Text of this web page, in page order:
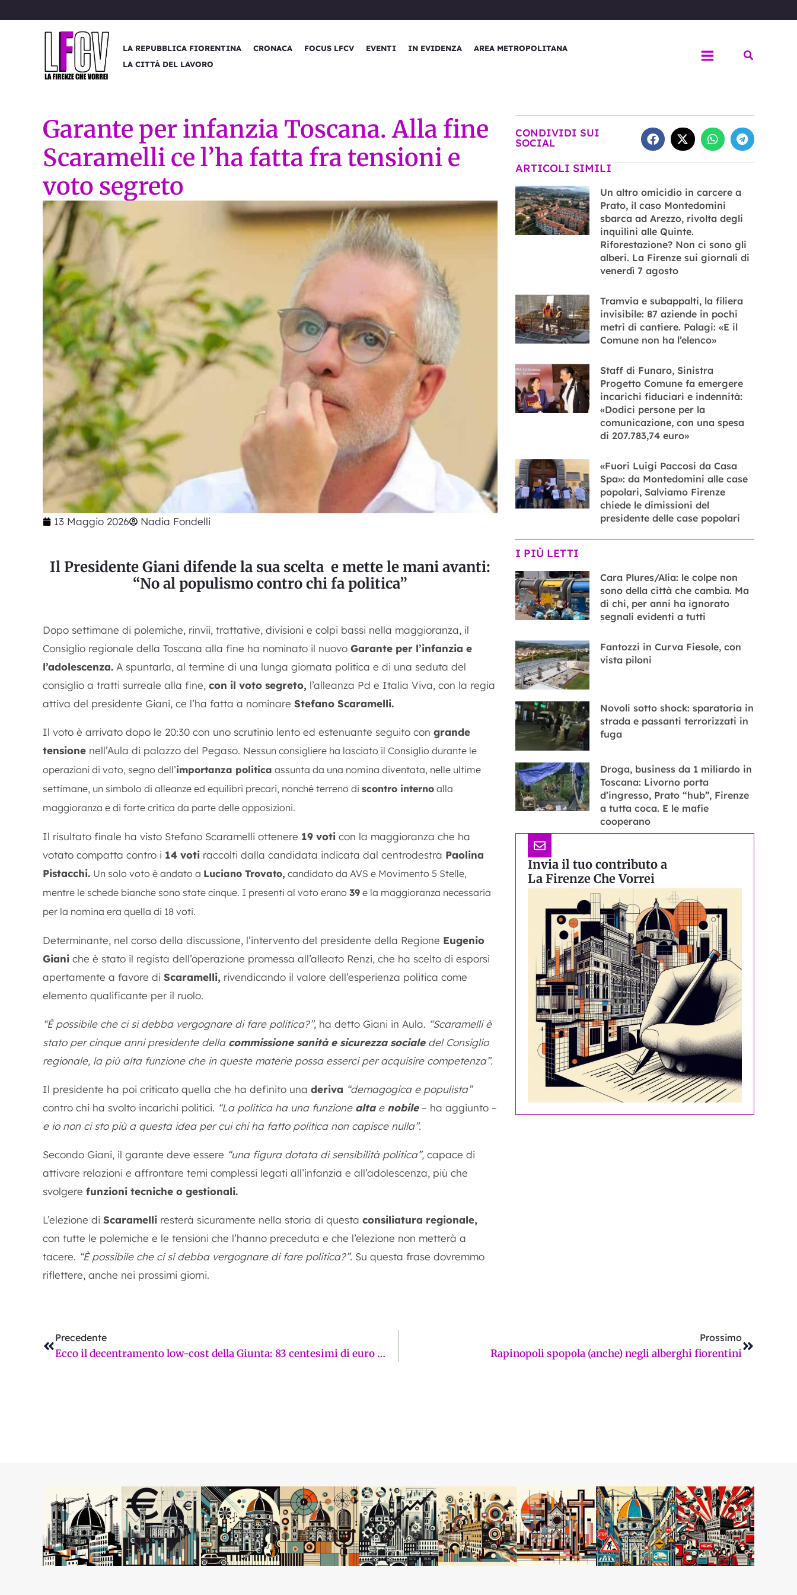
al
LA REPUBBLICA FIORENTINA CRONACA FOCUS LFCV EVENTI IN EVIDENZA
AREA METROPOLITANA
LA CITTÀ DEL LAVORO
Cerca
Garante per infanzia Toscana. Alla fine
Scaramelli ce l’ha fatta fra tensioni e
voto segreto
13 Maggio 2026 Nadia Fondelli
Il Presidente Giani difende la sua scelta e mette le mani avanti:
“No al populismo contro chi fa politica”
Dopo settimane di polemiche, rinvii, trattative, divisioni e colpi bassi nella maggioranza, il
Consiglio regionale della Toscana alla fine ha nominato il nuovo Garante per l’infanzia e
l’adolescenza. A spuntarla, al termine di una lunga giornata politica e di una seduta del
consiglio a tratti surreale alla fine, con il voto segreto, l’alleanza Pd e Italia Viva, con la regia
attiva del presidente Giani, ce l’ha fatta a nominare Stefano Scaramelli.
Il voto è arrivato dopo le 20:30 con uno scrutinio lento ed estenuante seguito con grande
tensione nell’Aula di palazzo del Pegaso. Nessun consigliere ha lasciato il Consiglio durante le
operazioni di voto, segno dell’importanza politica assunta da una nomina diventata, nelle ultime
settimane, un simbolo di alleanze ed equilibri precari, nonché terreno di scontro interno alla
maggioranza e di forte critica da parte delle opposizioni.
Il risultato finale ha visto Stefano Scaramelli ottenere 19 voti con la maggioranza che ha
votato compatta contro i 14 voti raccolti dalla candidata indicata dal centrodestra Paolina
Pistacchi. Un solo voto è andato a Luciano Trovato, candidato da AVS e Movimento 5 Stelle,
mentre le schede bianche sono state cinque. I presenti al voto erano 39 e la maggioranza necessaria
per la nomina era quella di 18 voti.
Determinante, nel corso della discussione, l’intervento del presidente della Regione Eugenio
Giani che è stato il regista dell’operazione promessa all’alleato Renzi, che ha scelto di esporsi
apertamente a favore di Scaramelli, rivendicando il valore dell’esperienza politica come
elemento qualificante per il ruolo.
“È possibile che ci si debba vergognare di fare politica?”, ha detto Giani in Aula. “Scaramelli è
stato per cinque anni presidente della commissione sanità e sicurezza socialedel Consiglio
regionale, la più alta funzione che in queste materie possa esserci per acquisire competenza”.
Il presidente ha poi criticato quella che ha definito una deriva “demagogica e populista”
contro chi ha svolto incarichi politici. “La politica ha una funzione altae nobile– ha aggiunto –
e io non ci sto più a questa idea per cui chi ha fatto politica non capisce nulla”.
Secondo Giani, il garante deve essere “una figura dotata di sensibilità politica”, capace di
attivare relazioni e affrontare temi complessi legati all’infanzia e all’adolescenza, più che
svolgere funzioni tecniche o gestionali.
L’elezione di Scaramelli resterà sicuramente nella storia di questa consiliatura regionale,
con tutte le polemiche e le tensioni che l’hanno preceduta e che l’elezione non metterà a
tacere. “È possibile che ci si debba vergognare di fare politica?”. Su questa frase dovremmo
riflettere, anche nei prossimi giorni.
CONDIVIDI SUI
SOCIAL
ARTICOLI SIMILI
Un altro omicidio in carcere a
Prato, il caso Montedomini
sbarca ad Arezzo, rivolta degli
inquilini alle Quinte.
Riforestazione? Non ci sono gli
alberi. La Firenze sui giornali di
venerdì 7 agosto
Tramvia e subappalti, la filiera
invisibile: 87 aziende in pochi
metri di cantiere. Palagi: «E il
Comune non ha l’elenco»
Staff di Funaro, Sinistra
Progetto Comune fa emergere
incarichi fiduciari e indennità:
«Dodici persone per la
comunicazione, con una spesa
di 207.783,74 euro»
«Fuori Luigi Paccosi da Casa
Spa»: da Montedomini alle case
popolari, Salviamo Firenze
chiede le dimissioni del
presidente delle case popolari
I PIÙ LETTI
Cara Plures/Alia: le colpe non
sono della città che cambia. Ma
di chi, per anni ha ignorato
segnali evidenti a tutti
Fantozzi in Curva Fiesole, con
vista piloni
Novoli sotto shock: sparatoria in
strada e passanti terrorizzati in
fuga
Droga, business da 1 miliardo in
Toscana: Livorno porta
d’ingresso, Prato “hub”, Firenze
a tutta coca. E le mafie
cooperano
Invia il tuo contributo a
La Firenze Che Vorrei
Precedente
Ecco il decentramento low-cost della Giunta: 83 centesimi di euro all’anno per residente. Palagi: “In altre città Italiane risorse nell’ordine di milioni”
Prossimo
Rapinopoli spopola (anche) negli alberghi fiorentini